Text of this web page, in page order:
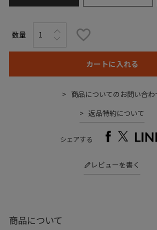
カートに入れる
商品についてのお問い合わ
返品特約について
シェアする
レビューを書く
商品について